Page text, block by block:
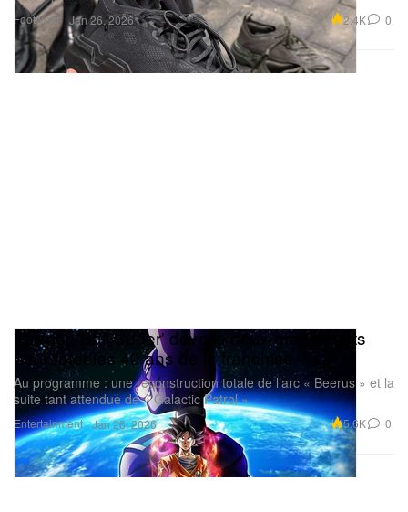
Footwear Jan 26, 2026 2.4K 0
Entertainment
'Dragon Ball Super' dévoile deux gros projets
pour fêter les 40 ans de la franchise
Au programme : une reconstruction totale de l’arc « Beerus » et la
suite tant attendue de « Galactic Patrol ».
Jan 26, 2026 5.6K 0